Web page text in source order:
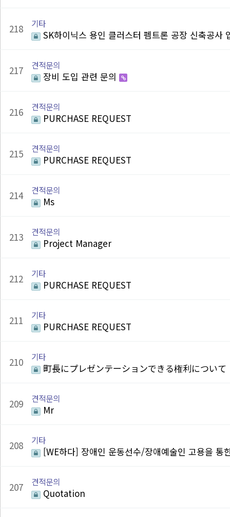
218 기타
SK하이닉스 용인 클러스터 펨트론 공장 신축공사
217 견적문의
장비 도입 관련 문의
216 견적문의
PURCHASE REQUEST
215 견적문의
PURCHASE REQUEST
214 견적문의
Ms
213 견적문의
Project Manager
212 기타
PURCHASE REQUEST
211 기타
PURCHASE REQUEST
210 기타
町長にプレゼンテーションできる権利について
209 견적문의
Mr
208 기타
[WE하다] 장애인 운동선수/장애예술인 고용을 통
207 견적문의
Quotation